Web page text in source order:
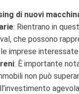
di nuovi
: Rientrano in
che possono
imprese interessate.
: È importante
non può